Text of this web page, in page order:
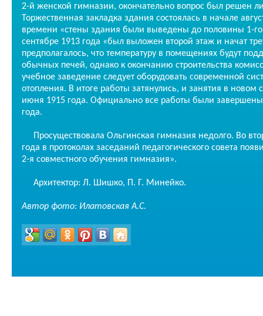
2-й женской гимназии, окончательно вопрос был решен
Торжественная закладка здания состоялась в начале
времени «стены здания были выведены до половины 1-
сентябре 1913 года «был выложен второй этаж и начат
предполагалось, что температуру в помещениях будут
обычных печей, однако к окончанию строительства
учебное заведение следует оборудовать современной
отопления. В итоге работы затянулись, и занятия в новом
июня 1915 года. Официально все работы были
года.
Просуществовала Ольгинская гимназия недолго. Во
года в протоколах заседаний педагогического совета
2-я совместного обучения гимназия».
Архитектор: Л. Шишко, П. Г. Минейко.
Автор фото: Илатовская А.С.